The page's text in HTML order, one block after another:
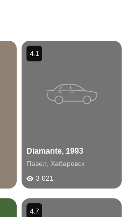
Diamante, 1993
Павел
Хабаровск
3 021
4.1
4.7